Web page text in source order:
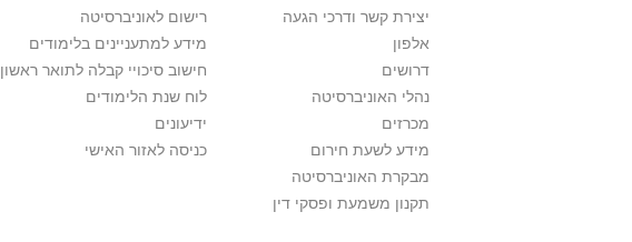
יצירת קשר ודרכי הגעה
אלפון
דרושים
נהלי האוניברסיטה
מכרזים
מידע לשעת חירום
מבקרת האוניברסיטה
תקנון משמעת ופסקי דין
רישום לאוניברסיטה
מידע למתעניינים בלימודים
חישוב סיכויי קבלה לתואר ראשון
לוח שנת הלימודים
ידיעונים
כניסה לאזור האישי